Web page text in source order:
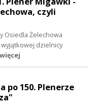
czyli
Osiedla Żelechowa
dzielnicy
po 150. Plenerze